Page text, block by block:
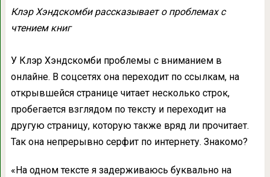
Клэр Хэндскомби рассказывает о проблемах с
чтением книг
У Клэр Хэндскомби проблемы с вниманием в
онлайне. В соцсетях она переходит по ссылкам, на
открывшейся странице читает несколько строк,
пробегается взглядом по тексту и переходит на
другую страницу, которую также вряд ли прочитает.
Так она непрерывно серфит по интернету. Знакомо?
«На одном тексте я задерживаюсь буквально на